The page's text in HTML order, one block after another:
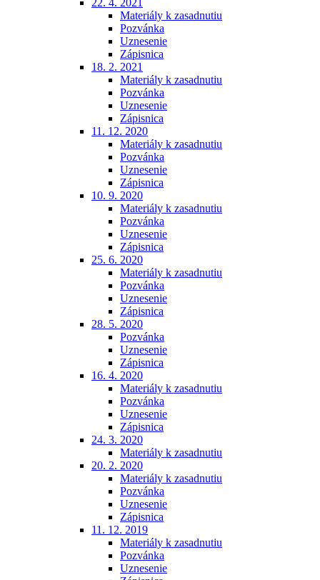
22. 4. 2021
Materiály k zasadnutiu
Pozvánka
Uznesenie
Zápisnica
18. 2. 2021
Materiály k zasadnutiu
Pozvánka
Uznesenie
Zápisnica
11. 12. 2020
Materiály k zasadnutiu
Pozvánka
Uznesenie
Zápisnica
10. 9. 2020
Materiály k zasadnutiu
Pozvánka
Uznesenie
Zápisnica
25. 6. 2020
Materiály k zasadnutiu
Pozvánka
Uznesenie
Zápisnica
28. 5. 2020
Pozvánka
Uznesenie
Zápisnica
16. 4. 2020
Materiály k zasadnutiu
Pozvánka
Uznesenie
Zápisnica
24. 3. 2020
Materiály k zasadnutiu
20. 2. 2020
Materiály k zasadnutiu
Pozvánka
Uznesenie
Zápisnica
11. 12. 2019
Materiály k zasadnutiu
Pozvánka
Uznesenie